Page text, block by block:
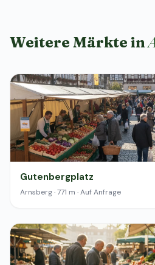
Weitere Märkte in
Gutenbergplatz
Arnsberg · 771 m · Auf Anfrage